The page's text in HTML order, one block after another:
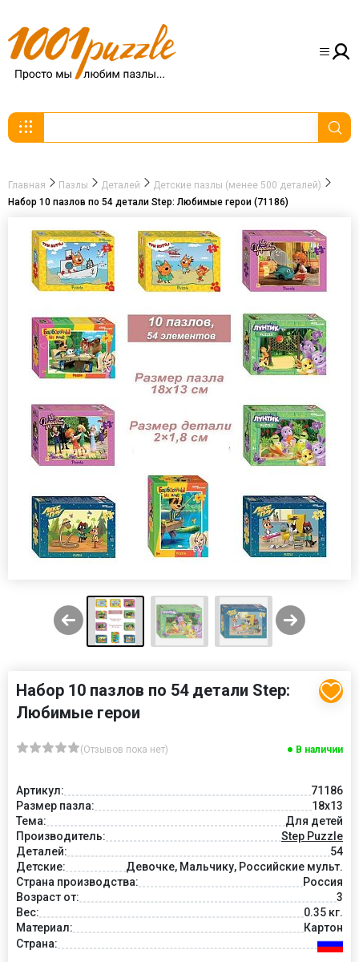
Главная Пазлы Деталей
Детские пазлы (менее 500 деталей)
Набор 10 пазлов по 54 детали Step: Любимые герои (71186)
Набор 10 пазлов по 54 детали Step:
Любимые герои
(Отзывов пока нет) В наличии
Артикул:
71186
Размер пазла:
18x13
Тема:
Для детей
Производитель:
Step Puzzle
Деталей:
54
Детские:
Девочке, Мальчику, Российские мульт.
Страна производства:
Россия
Возраст от:
3
Вес:
0.35 кг.
Материал:
Картон
Страна: